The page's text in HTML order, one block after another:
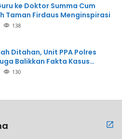
ke Doktor Summa Cum
Taman Firdaus Menginspirasi
138
Ditahan, Unit PPA Polres
Balikkan Fakta Kasus
130